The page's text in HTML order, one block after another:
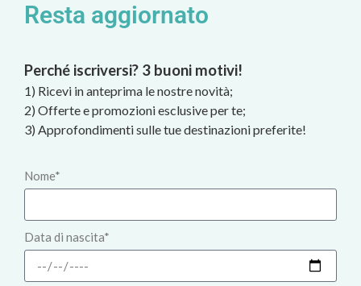
Resta aggiornato
Perché iscriversi? 3 buoni motivi!
1) Ricevi in anteprima le nostre novità;
2) Offerte e promozioni esclusive per te;
3) Approfondimenti sulle tue destinazioni preferite!
Nome*
Data di nascita*